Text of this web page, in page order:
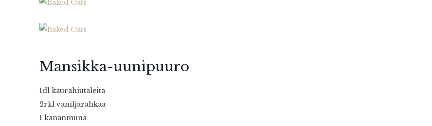
Mansikka-uunipuuro
1dl kaurahiutaleita
2rkl vaniljarahkaa
1 kananmuna